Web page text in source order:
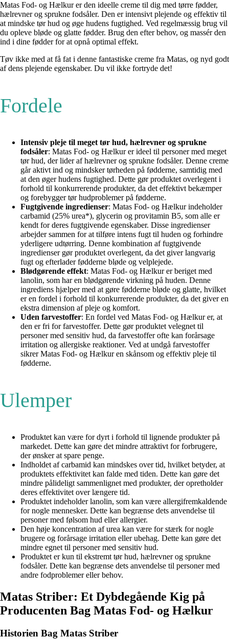
Matas Fod- og Hælkur er den ideelle creme til dig med tørre fødder,
hælrevner og sprukne fodsåler. Den er intensivt plejende og effektiv til
at mindske tør hud og øge hudens fugtighed. Ved regelmæssig brug vil
du opleve bløde og glatte fødder. Brug den efter behov, og massér den
ind i dine fødder for at opnå optimal effekt.
Tøv ikke med at få fat i denne fantastiske creme fra Matas, og nyd godt
af dens plejende egenskaber. Du vil ikke fortryde det!
Fordele
Intensiv pleje til meget tør hud, hælrevner og sprukne
fodsåler: Matas Fod- og Hælkur er ideel til personer med meget
tør hud, der lider af hælrevner og sprukne fodsåler. Denne creme
går aktivt ind og mindsker tørheden på fødderne, samtidig med
at den øger hudens fugtighed. Dette gør produktet overlegent i
forhold til konkurrerende produkter, da det effektivt bekæmper
og forebygger tør hudproblemer på fødderne.
Fugtgivende ingredienser: Matas Fod- og Hælkur indeholder
carbamid (25% urea*), glycerin og provitamin B5, som alle er
kendt for deres fugtgivende egenskaber. Disse ingredienser
arbejder sammen for at tilføre intens fugt til huden og forhindre
yderligere udtørring. Denne kombination af fugtgivende
ingredienser gør produktet overlegent, da det giver langvarig
fugt og efterlader fødderne bløde og velplejede.
Blødgørende effekt: Matas Fod- og Hælkur er beriget med
lanolin, som har en blødgørende virkning på huden. Denne
ingrediens hjælper med at gøre fødderne bløde og glatte, hvilket
er en fordel i forhold til konkurrerende produkter, da det giver en
ekstra dimension af pleje og komfort.
Uden farvestoffer: En fordel ved Matas Fod- og Hælkur er, at
den er fri for farvestoffer. Dette gør produktet velegnet til
personer med sensitiv hud, da farvestoffer ofte kan forårsage
irritation og allergiske reaktioner. Ved at undgå farvestoffer
sikrer Matas Fod- og Hælkur en skånsom og effektiv pleje til
fødderne.
Ulemper
Produktet kan være for dyrt i forhold til lignende produkter på
markedet. Dette kan gøre det mindre attraktivt for forbrugere,
der ønsker at spare penge.
Indholdet af carbamid kan mindskes over tid, hvilket betyder, at
produktets effektivitet kan falde med tiden. Dette kan gøre det
mindre pålideligt sammenlignet med produkter, der opretholder
deres effektivitet over længere tid.
Produktet indeholder lanolin, som kan være allergifremkaldende
for nogle mennesker. Dette kan begrænse dets anvendelse til
personer med følsom hud eller allergier.
Den høje koncentration af urea kan være for stærk for nogle
brugere og forårsage irritation eller ubehag. Dette kan gøre det
mindre egnet til personer med sensitiv hud.
Produktet er kun til ekstremt tør hud, hælrevner og sprukne
fodsåler. Dette kan begrænse dets anvendelse til personer med
andre fodproblemer eller behov.
Matas Striber: Et Dybdegående Kig på
Producenten Bag Matas Fod- og Hælkur
Historien Bag Matas Striber